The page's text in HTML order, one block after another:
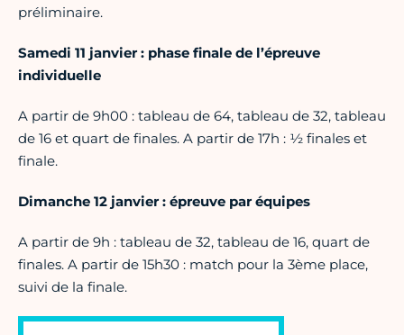
préliminaire.
Samedi 11 janvier : phase finale de l’épreuve
individuelle
A partir de 9h00 : tableau de 64, tableau de 32, tableau
de 16 et quart de finales. A partir de 17h : ½ finales et
finale.
Dimanche 12 janvier : épreuve par équipes
A partir de 9h : tableau de 32, tableau de 16, quart de
finales. A partir de 15h30 : match pour la 3ème place,
suivi de la finale.